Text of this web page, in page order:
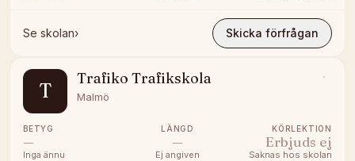
Se skolan› Skicka förfrågan
T
Trafiko Trafikskola
Malmö
BETYG
—
Inga ännu
LÄNGD
—
Ej angiven
KÖRLEKTION
Erbjuds ej
Saknas hos skolan